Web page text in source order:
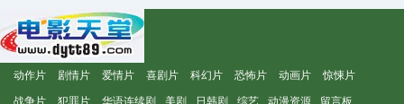
动作片 剧情片 爱情片 喜剧片 科幻片 恐怖片 动画片 惊悚片
战争片 犯罪片 华语连续剧 美剧 日韩剧 综艺 动漫资源 留言板